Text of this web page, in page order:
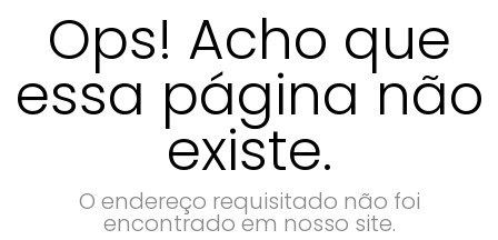
Ops! Acho que
essa página não
existe.
O endereço requisitado não foi
encontrado em nosso site.